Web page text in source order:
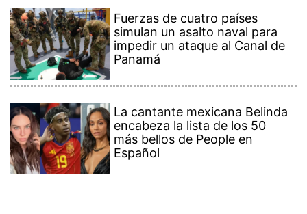
Fuerzas de cuatro países
simulan un asalto naval para
impedir un ataque al Canal de
Panamá
La cantante mexicana Belinda
encabeza la lista de los 50
más bellos de People en
Español